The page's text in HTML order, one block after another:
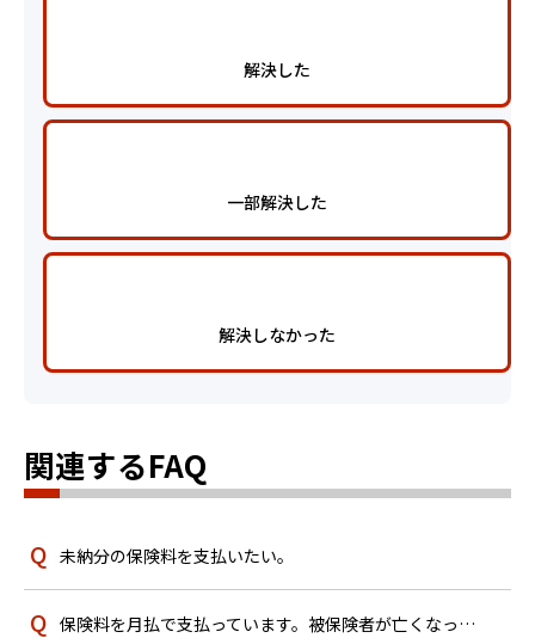
解決した
一部解決した
解決しなかった
関連するFAQ
未納分の保険料を支払いたい。
保険料を月払で支払っています。被保険者が亡くなった場合、保険料はいつまで支払えばよいですか？